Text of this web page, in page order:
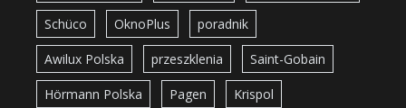
Schüco OknoPlus poradnik
Awilux Polska przeszklenia Saint-Gobain
Hörmann Polska Pagen Krispol